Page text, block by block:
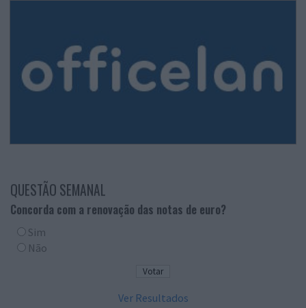
QUESTÃO SEMANAL
Concorda com a renovação das notas de euro?
Sim
Não
Ver Resultados